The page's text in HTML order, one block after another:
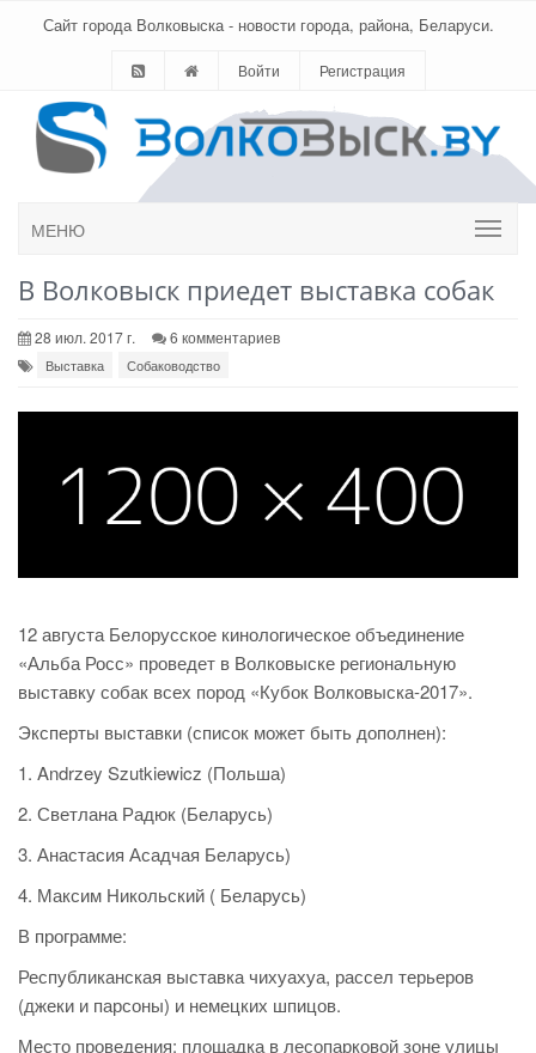
Сайт города Волковыска - новости города, района, Беларуси.
Войти Регистрация
МЕНЮ
В Волковыск приедет выставка собак
28 июл. 2017 г. 6 комментариев
Выставка Собаководство
12 августа Белорусское кинологическое объединение
«Альба Росс» проведет в Волковыске региональную
выставку собак всех пород «Кубок Волковыска-2017».
Эксперты выставки (список может быть дополнен):
1. Andrzey Szutkiewicz (Польша)
2. Светлана Радюк (Беларусь)
3. Анастасия Асадчая Беларусь)
4. Максим Никольский ( Беларусь)
В программе:
Республиканская выставка чихуахуа, рассел терьеров
(джеки и парсоны) и немецких шпицов.
Место проведения: площадка в лесопарковой зоне улицы